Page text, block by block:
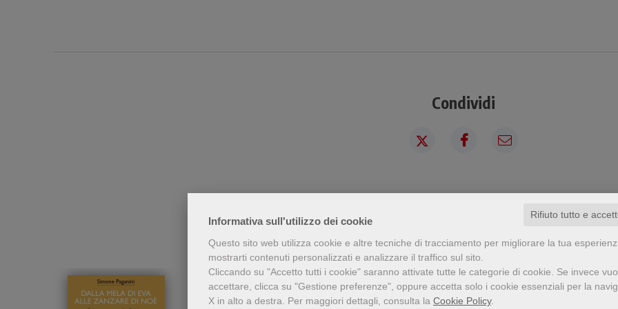
Informativa sull'utilizzo dei cookie
Rifiuto tutto e
Questo sito web utilizza cookie e altre tecniche di tracciamento per migliorare la tua
mostrarti contenuti personalizzati e analizzare il traffico sul sito.
Cliccando su "Accetto tutti i cookie" saranno attivate tutte le categorie di cookie. Se invece
accettare, clicca su "Gestione preferenze", oppure accetta solo i cookie essenziali per la
X in alto a destra. Per maggiori dettagli, consulta la Cookie Policy.
Condividi
Chi ha visto questo prodotto ha visto